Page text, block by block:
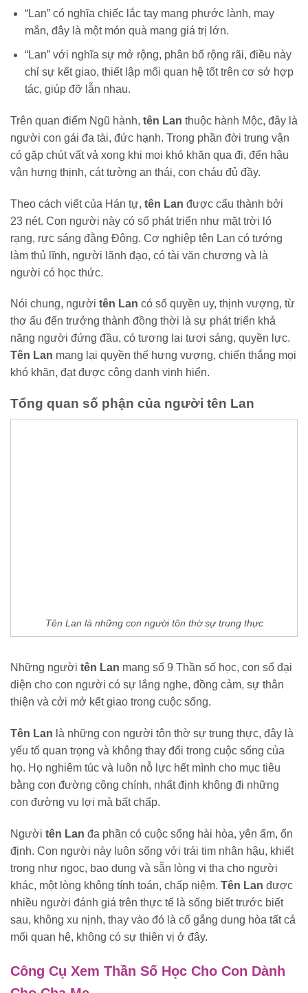
“Lan” có nghĩa chiếc lắc tay mang phước lành, may
mắn, đây là một món quà mang giá trị lớn.
“Lan” với nghĩa sự mở rộng, phân bố rộng rãi, điều này
chỉ sự kết giao, thiết lập mối quan hệ tốt trên cơ sở hợp
tác, giúp đỡ lẫn nhau.
Trên quan điểm Ngũ hành, tên Lan thuộc hành Mộc, đây là
người con gái đa tài, đức hạnh. Trong phần đời trung vận
có gặp chút vất vả xong khi mọi khó khăn qua đi, đến hậu
vận hưng thịnh, cát tường an thái, con cháu đủ đầy.
Theo cách viết của Hán tự, tên Lan được cấu thành bởi
23 nét. Con người này có số phát triển như mặt trời ló
rạng, rực sáng đằng Đông. Cơ nghiệp tên Lan có tướng
làm thủ lĩnh, người lãnh đạo, có tài văn chương và là
người có học thức.
Nói chung, người tên Lan có số quyền uy, thịnh vượng, từ
thơ ấu đến trưởng thành đồng thời là sự phát triển khả
năng người đứng đầu, có tương lai tươi sáng, quyền lực.
Tên Lan mang lại quyền thế hưng vượng, chiến thắng mọi
khó khăn, đạt được công danh vinh hiển.
Tổng quan số phận của người tên Lan
Tên Lan là những con người tôn thờ sự trung thực
Những người tên Lan mang số 9 Thần số học, con số đại
diện cho con người có sự lắng nghe, đồng cảm, sự thân
thiện và cởi mở kết giao trong cuộc sống.
Tên Lan là những con người tôn thờ sự trung thực, đây là
yếu tố quan trọng và không thay đổi trong cuộc sống của
họ. Họ nghiêm túc và luôn nỗ lực hết mình cho mục tiêu
bằng con đường công chính, nhất định không đi những
con đường vụ lợi mà bất chấp.
Người tên Lan đa phần có cuộc sống hài hòa, yên ấm, ổn
định. Con người này luôn sống với trái tim nhân hậu, khiết
trong như ngọc, bao dung và sẵn lòng vị tha cho người
khác, một lòng không tính toán, chấp niệm. Tên Lan được
nhiều người đánh giá trên thực tế là sống biết trước biết
sau, không xu nịnh, thay vào đó là cố gắng dung hòa tất cả
mối quan hệ, không có sự thiên vị ở đây.
Công Cụ Xem Thần Số Học Cho Con Dành